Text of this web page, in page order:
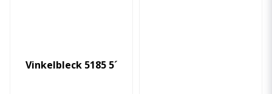
Vinkelbleck 5185 5´